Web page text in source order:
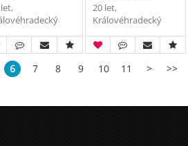
20 let,
Královéhradecký
6 7 8 9 10 11 > >>